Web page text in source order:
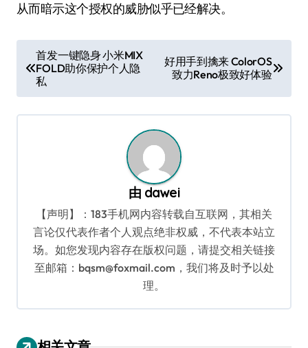
从而暗示这个授权的威胁似乎已经解决。
章
导
航
首发一键隐身 小米MIX
FOLD助你保护个人隐
私
好用手到擒来 ColorOS
致力Reno极致好体验
由 dawei
【声明】：183手机网内容转载自互联网，其相关
言论仅代表作者个人观点绝非权威，不代表本站立
场。如您发现内容存在版权问题，请提交相关链接
至邮箱：bqsm@foxmail.com，我们将及时予以处
理。